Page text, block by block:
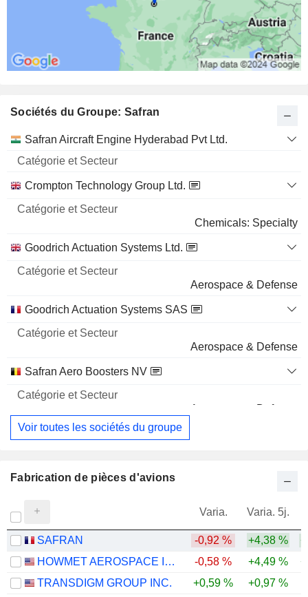
Sociétés du Groupe: Safran
Nom
Catégorie
Secteur
Safran Aircraft Engine Hyderabad Pvt Ltd.
Crompton Technology Group Ltd.
Chemicals: Specialty
Goodrich Actuation Systems Ltd.
Aerospace & Defense
Goodrich Actuation Systems SAS
Aerospace & Defense
Safran Aero Boosters NV
Voir toutes les sociétés du groupe
Fabrication de pièces d'avions
Varia. Varia. 5j.
SAFRAN -0,92 % +4,38 %
HOWMET AEROSPACE INC.
-0,58 % +4,49 %
TRANSDIGM GROUP INC.
+0,59 % +0,97 %